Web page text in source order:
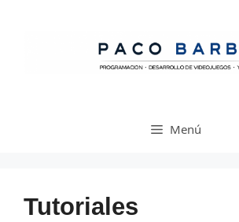
Menú
Tutoriales